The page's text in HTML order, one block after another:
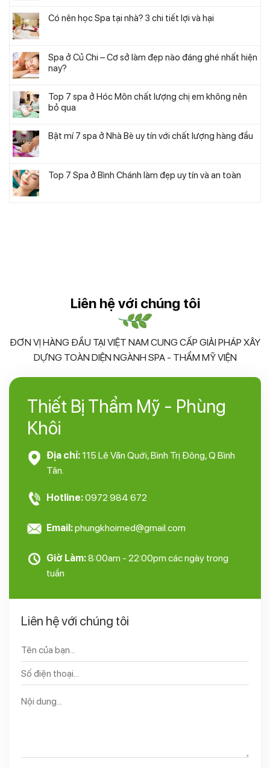
Có nên học Spa tại nhà? 3 chi tiết lợi và hại
Spa ở Củ Chi – Cơ sở làm đẹp nào đáng ghé nhất hiện
nay?
Top 7 spa ở Hóc Môn chất lượng chị em không nên
bỏ qua
Bật mí 7 spa ở Nhà Bè uy tín với chất lượng hàng đầu
Top 7 Spa ở Bình Chánh làm đẹp uy tín và an toàn
Liên hệ với chúng tôi
ĐƠN VỊ HÀNG ĐẦU TẠI VIỆT NAM CUNG CẤP GIẢI PHÁP XÂY
DỰNG TOÀN DIỆN NGÀNH SPA - THẨM MỸ VIỆN
Thiết Bị Thẩm Mỹ - Phùng
Khôi
Địa chỉ:115 Lê Văn Quới, Bình Trị Đông, Q Bình
Tân.
Hotline:0972 984 672
Email:phungkhoimed@gmail.com
Giờ Làm:8:00am - 22:00pm các ngày trong
tuần
Liên hệ với chúng tôi